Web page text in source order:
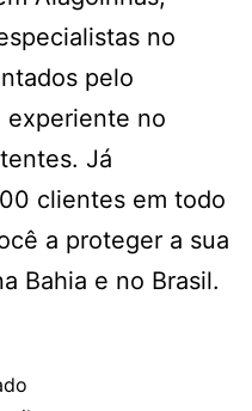
no
pelo
experiente no
Já
clientes em todo
a proteger a sua
Bahia e no Brasil.